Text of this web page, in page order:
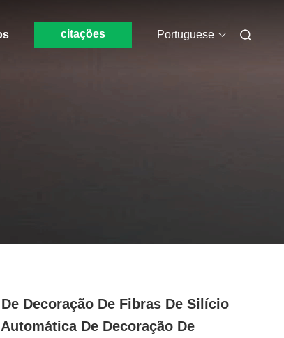
citações Portuguese
Decoração De Fibras De Silício
De Decoração De